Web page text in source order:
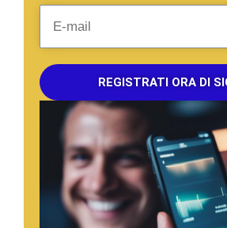
REGISTRATI ORA DI